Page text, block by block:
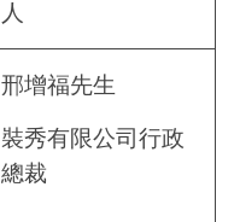
人
邢增福先生
裝秀有限公司行政
總裁